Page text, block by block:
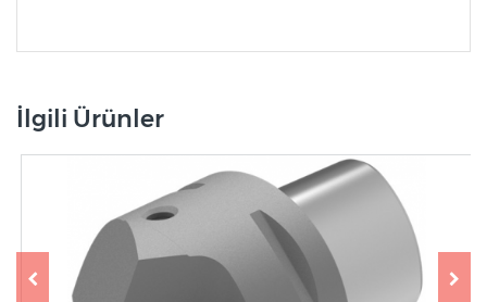
İlgili Ürünler